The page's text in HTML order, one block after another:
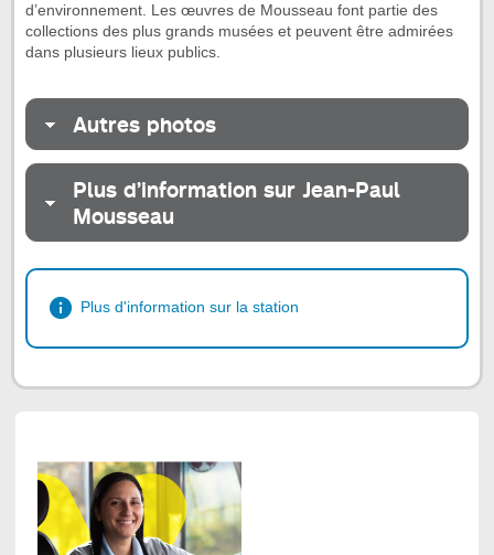
d’environnement. Les œuvres de Mousseau font partie des
collections des plus grands musées et peuvent être admirées
dans plusieurs lieux publics.
Autres photos
Plus d’information sur Jean-Paul
Mousseau
Plus d'information sur la station